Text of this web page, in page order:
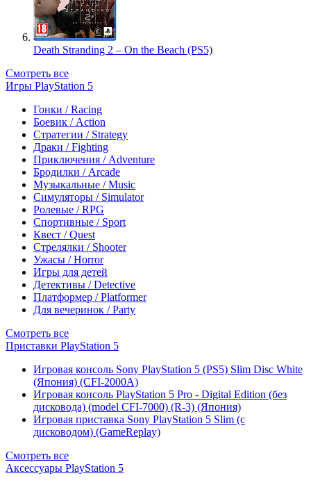
Death Stranding 2 – On the Beach (PS5)
Смотреть все
Игры PlayStation 5
Гонки / Racing
Боевик / Action
Стратегии / Strategy
Драки / Fighting
Приключения / Adventure
Бродилки / Arcade
Музыкальные / Music
Симуляторы / Simulator
Ролевые / RPG
Спортивные / Sport
Квест / Quest
Стрелялки / Shooter
Ужасы / Horror
Игры для детей
Детективы / Detective
Платформер / Platformer
Для вечеринок / Party
Смотреть все
Приставки PlayStation 5
Игровая консоль Sony PlayStation 5 (PS5) Slim Disc White
(Япония) (CFI-2000A)
Игровая консоль PlayStation 5 Pro - Digital Edition (без
дисковода) (model CFI-7000) (R-3) (Япония)
Игровая приставка Sony PlayStation 5 Slim (с
дисководом) (GameReplay)
Смотреть все
Аксессуары PlayStation 5